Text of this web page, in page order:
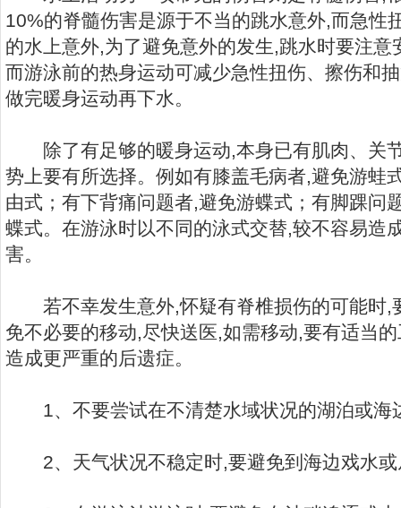
10%的脊髓伤害是源于不当的跳水意外,而急性
的水上意外,为了避免意外的发生,跳水时要注
而游泳前的热身运动可减少急性扭伤、擦伤和
做完暖身运动再下水。
除了有足够的暖身运动,本身已有肌肉、关
势上要有所选择。例如有膝盖毛病者,避免游蛙
由式；有下背痛问题者,避免游蝶式；有脚踝问
蝶式。在游泳时以不同的泳式交替,较不容易造
害。
若不幸发生意外,怀疑有脊椎损伤的可能时,
免不必要的移动,尽快送医,如需移动,要有适当
造成更严重的后遗症。
1、不要尝试在不清楚水域状况的湖泊或海
2、天气状况不稳定时,要避免到海边戏水或